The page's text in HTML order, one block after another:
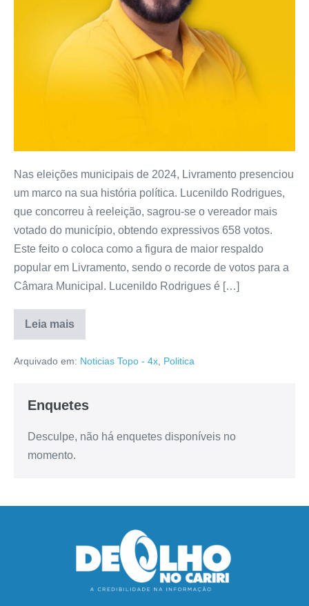
Nas eleições municipais de 2024, Livramento presenciou
um marco na sua história política. Lucenildo Rodrigues,
que concorreu à reeleição, sagrou-se o vereador mais
votado do município, obtendo expressivos 658 votos.
Este feito o coloca como a figura de maior respaldo
popular em Livramento, sendo o recorde de votos para a
Câmara Municipal. Lucenildo Rodrigues é […]
Leia mais
Arquivado em: Noticias Topo - 4x Politica
Enquetes
Desculpe, não há enquetes disponíveis no
momento.